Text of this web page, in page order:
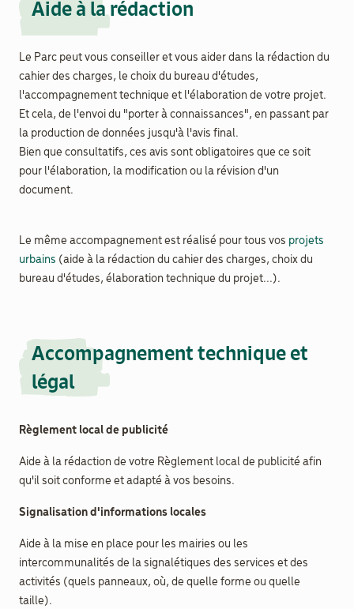
Aide à la rédaction
Le Parc peut vous conseiller et vous aider dans la rédaction du
cahier des charges, le choix du bureau d'études,
l'accompagnement technique et l'élaboration de votre projet.
Et cela, de l'envoi du "porter à connaissances", en passant par
la production de données jusqu'à l'avis final.
Bien que consultatifs, ces avis sont obligatoires que ce soit
pour l'élaboration, la modification ou la révision d'un
document.
Le même accompagnement est réalisé pour tous vos projets
urbains (aide à la rédaction du cahier des charges, choix du
bureau d'études, élaboration technique du projet...).
Accompagnement technique et
légal
Règlement local de publicité
Aide à la rédaction de votre Règlement local de publicité afin
qu'il soit conforme et adapté à vos besoins.
Signalisation d'informations locales
Aide à la mise en place pour les mairies ou les
intercommunalités de la signalétiques des services et des
activités (quels panneaux, où, de quelle forme ou quelle
taille).